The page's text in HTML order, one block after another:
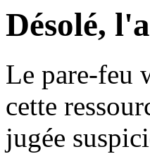
Désolé,
Le pare-feu
cette
jugée